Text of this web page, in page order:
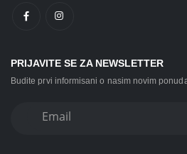
PRIJAVITE SE ZA NEWSLETTER
Budite prvi informisani o nasim novim